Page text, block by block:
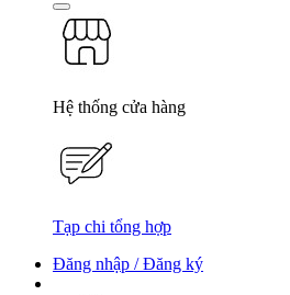
Hệ thống cửa hàng
Tạp chi tổng hợp
Đăng nhập / Đăng ký